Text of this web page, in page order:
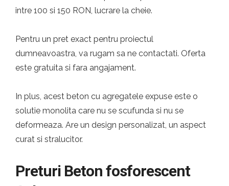
intre 100 si 150 RON, lucrare la cheie.
Pentru un pret exact pentru proiectul
dumneavoastra, va rugam sa ne contactati. Oferta
este gratuita si fara angajament.
In plus, acest beton cu agregatele expuse este o
solutie monolita care nu se scufunda si nu se
deformeaza. Are un design personalizat, un aspect
curat si stralucitor.
Preturi Beton fosforescent